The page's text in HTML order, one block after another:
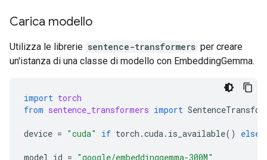
Carica modello
Utilizza le librerie sentence-transformers per creare
un'istanza di una classe di modello con EmbeddingGemma.
import torch
from sentence_transformers import
device = "cuda" if torch .cuda. is_available() else
model_id = "google/embeddinggemma-300M"